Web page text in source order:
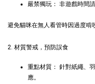
現貨｜德國
｜貓草纈草根玩
嚴禁獨玩： 非遊戲時間
避免貓咪在無人看管時因過度啃
2. 材質警戒，預防誤食
重點材質： 針對紙繩、
應。